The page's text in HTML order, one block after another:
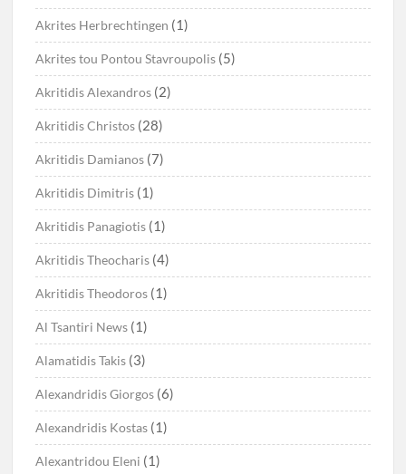
Akrites Herbrechtingen (1)
Akrites tou Pontou Stavroupolis (5)
Akritidis Alexandros (2)
Akritidis Christos (28)
Akritidis Damianos (7)
Akritidis Dimitris (1)
Akritidis Panagiotis (1)
Akritidis Theocharis (4)
Akritidis Theodoros (1)
Al Tsantiri News (1)
Alamatidis Takis (3)
Alexandridis Giorgos (6)
Alexandridis Kostas (1)
Alexantridou Eleni (1)